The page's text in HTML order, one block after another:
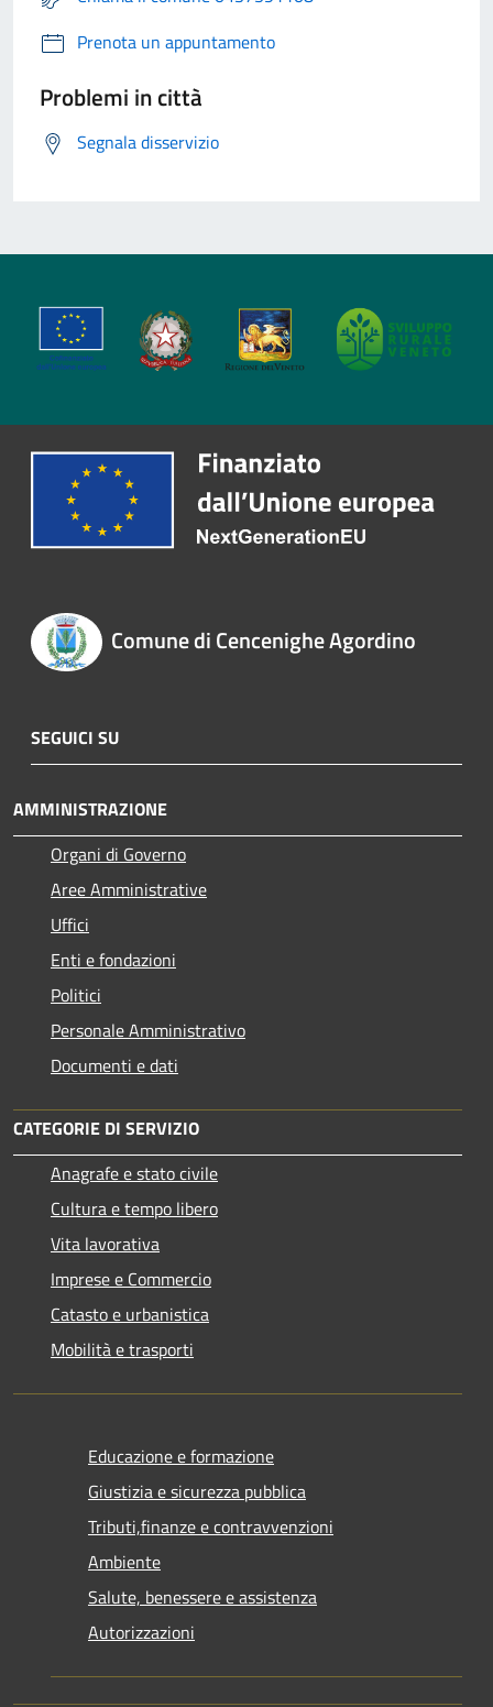
Prenota un appuntamento
Problemi in città
Segnala disservizio
Comune di Cencenighe Agordino
SEGUICI SU
AMMINISTRAZIONE
Organi di Governo
Aree Amministrative
Uffici
Enti e fondazioni
Politici
Personale Amministrativo
Documenti e dati
CATEGORIE DI SERVIZIO
Anagrafe e stato civile
Cultura e tempo libero
Vita lavorativa
Imprese e Commercio
Catasto e urbanistica
Mobilità e trasporti
Educazione e formazione
Giustizia e sicurezza pubblica
Tributi,finanze e contravvenzioni
Ambiente
Salute, benessere e assistenza
Autorizzazioni